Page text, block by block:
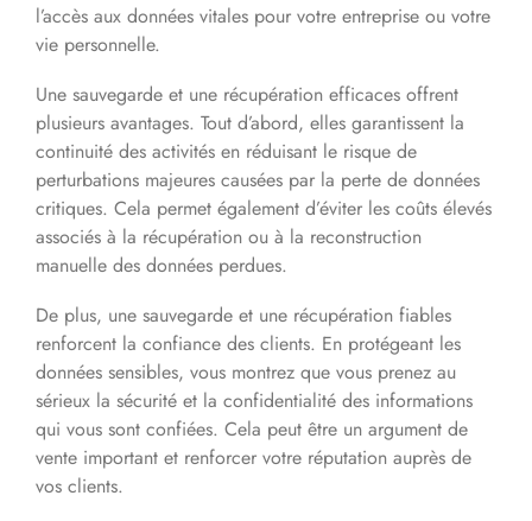
l’accès aux données vitales pour votre entreprise ou votre
vie personnelle.
Une sauvegarde et une récupération efficaces offrent
plusieurs avantages. Tout d’abord, elles garantissent la
continuité des activités en réduisant le risque de
perturbations majeures causées par la perte de données
critiques. Cela permet également d’éviter les coûts élevés
associés à la récupération ou à la reconstruction
manuelle des données perdues.
De plus, une sauvegarde et une récupération fiables
renforcent la confiance des clients. En protégeant les
données sensibles, vous montrez que vous prenez au
sérieux la sécurité et la confidentialité des informations
qui vous sont confiées. Cela peut être un argument de
vente important et renforcer votre réputation auprès de
vos clients.